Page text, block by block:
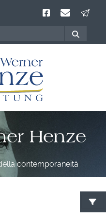
Henze
contemporaneità